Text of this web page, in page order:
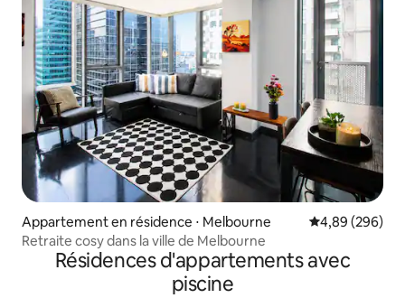
Appartement en résidence ⋅ Melbourne Évaluation
4,89 (296)
Retraite cosy dans la ville de Melbourne
Résidences d'appartements avec
piscine